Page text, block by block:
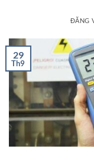
ĐĂNG
29
Th9